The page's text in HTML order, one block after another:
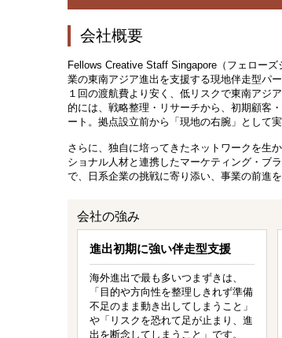
会社概要
Fellows Creative Staff Singapore（フェロー
業の東南アジア進出を支援する現地伴走型パー
１回の渡航費より安く、低リスクで東南アジ
的には、戦略整理・リサーチから、初期顧客
ート。拠点設立前から「現地の右腕」として実
さらに、独自に培ってきたネットワークを生
ショナル人材と連携したマーケティング・ブ
で、日系企業の挑戦に寄り添い、事業の前進を
会社の強み
進出初期に強い伴走型支援
海外進出で最も多いつまずきは、
「目的や方向性を整理しきれず準備
不足のまま動き出してしまうこと」
や「リスクを恐れて足が止まり、進
出を断念してしまうこと」です。